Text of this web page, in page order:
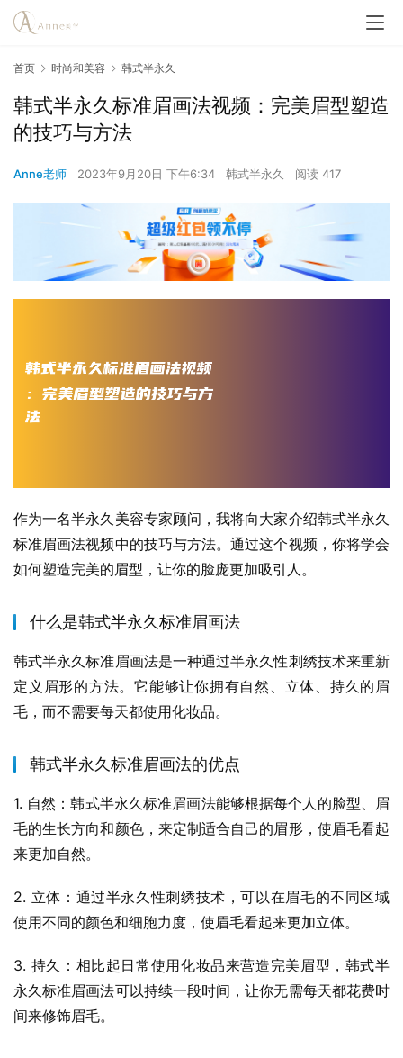
首页 时尚和美容 韩式半永久
韩式半永久标准眉画法视频：完美眉型塑造
的技巧与方法
Anne老师 2023年9月20日 下午6:34 韩式半永久 阅读 417
作为一名半永久美容专家顾问，我将向大家介绍韩式半永久
标准眉画法视频中的技巧与方法。通过这个视频，你将学会
如何塑造完美的眉型，让你的脸庞更加吸引人。
什么是韩式半永久标准眉画法
韩式半永久标准眉画法是一种通过半永久性刺绣技术来重新
定义眉形的方法。它能够让你拥有自然、立体、持久的眉
毛，而不需要每天都使用化妆品。
韩式半永久标准眉画法的优点
1. 自然：韩式半永久标准眉画法能够根据每个人的脸型、眉
毛的生长方向和颜色，来定制适合自己的眉形，使眉毛看起
来更加自然。
2. 立体：通过半永久性刺绣技术，可以在眉毛的不同区域
使用不同的颜色和细胞力度，使眉毛看起来更加立体。
3. 持久：相比起日常使用化妆品来营造完美眉型，韩式半
永久标准眉画法可以持续一段时间，让你无需每天都花费时
间来修饰眉毛。